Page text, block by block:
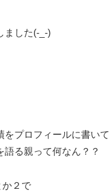
ました(-_-)
をプロフィールに書いて
語る親って何なん？？
か２で